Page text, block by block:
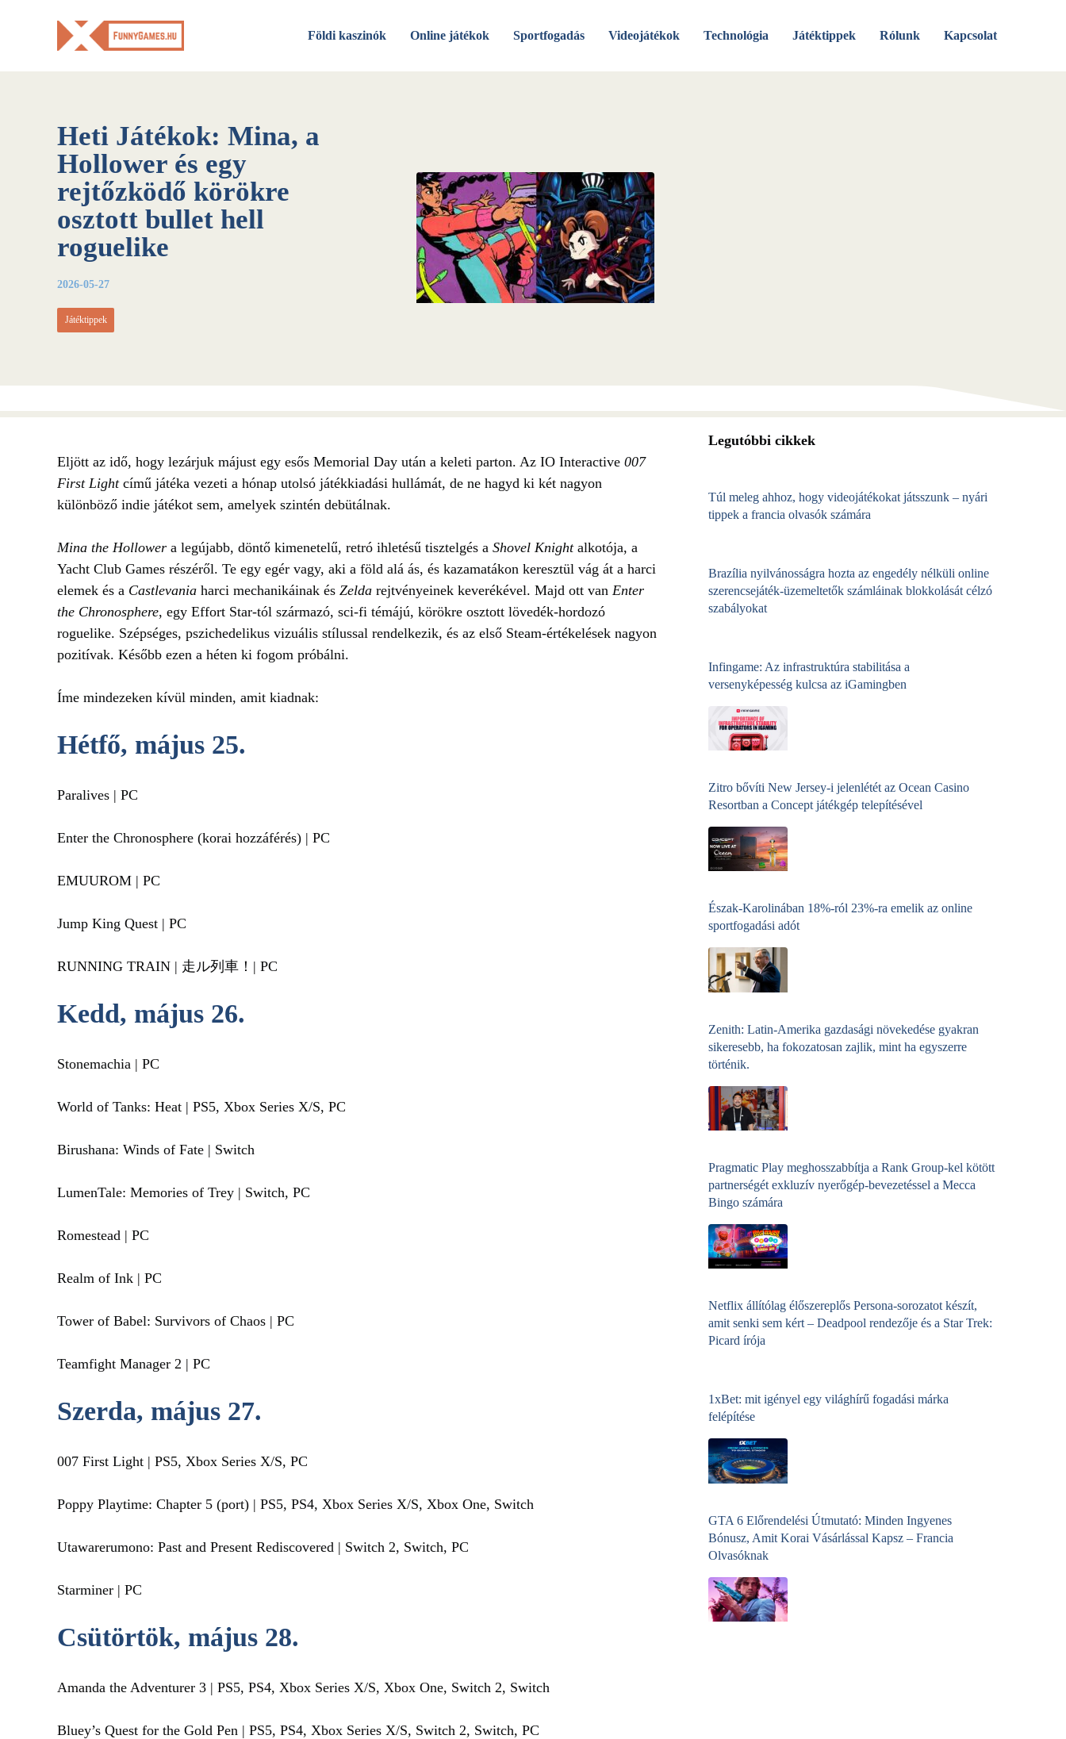
Földi kaszinók Online játékok Sportfogadás Videojátékok Technológia Játéktippek Rólunk Kapcsolat
Heti Játékok: Mina, a
Hollower és egy
rejtőzködő körökre
osztott bullet hell
roguelike
2026-05-27
Játéktippek
Eljött az idő, hogy lezárjuk májust egy esős Memorial Day után a keleti parton. Az IO Interactive 007
First Lightcímű játéka vezeti a hónap utolsó játékkiadási hullámát, de ne hagyd ki két nagyon
különböző indie játékot sem, amelyek szintén debütálnak.
Mina the Hollower a legújabb, döntő kimenetelű, retró ihletésű tisztelgés a Shovel Knightalkotója, a
Yacht Club Games részéről. Te egy egér vagy, aki a föld alá ás, és kazamatákon keresztül vág át a harci
elemek és a Castlevania harci mechanikáinak és Zelda rejtvényeinek keverékével. Majd ott van Enter
the Chronosphere, egy Effort Star-tól származó, sci‑fi témájú, körökre osztott lövedék-hordozó
roguelike. Szépséges, pszichedelikus vizuális stílussal rendelkezik, és az első Steam-értékelések nagyon
pozitívak. Később ezen a héten ki fogom próbálni.
Íme mindezeken kívül minden, amit kiadnak:
Hétfő, május 25.
Paralives | PC
Enter the Chronosphere (korai hozzáférés) | PC
EMUUROM | PC
Jump King Quest | PC
RUNNING TRAIN | 走ル列車！| PC
Kedd, május 26.
Stonemachia | PC
World of Tanks: Heat | PS5, Xbox Series X/S, PC
Birushana: Winds of Fate | Switch
LumenTale: Memories of Trey | Switch, PC
Romestead | PC
Realm of Ink | PC
Tower of Babel: Survivors of Chaos | PC
Teamfight Manager 2 | PC
Szerda, május 27.
007 First Light | PS5, Xbox Series X/S, PC
Poppy Playtime: Chapter 5 (port) | PS5, PS4, Xbox Series X/S, Xbox One, Switch
Utawarerumono: Past and Present Rediscovered | Switch 2, Switch, PC
Starminer | PC
Csütörtök, május 28.
Amanda the Adventurer 3 | PS5, PS4, Xbox Series X/S, Xbox One, Switch 2, Switch
Bluey’s Quest for the Gold Pen | PS5, PS4, Xbox Series X/S, Switch 2, Switch, PC
Legutóbbi cikkek
Túl meleg ahhoz, hogy videojátékokat játsszunk – nyári
tippek a francia olvasók számára
Brazília nyilvánosságra hozta az engedély nélküli online
szerencsejáték‑üzemeltetők számláinak blokkolását célzó
szabályokat
Infingame: Az infrastruktúra stabilitása a
versenyképesség kulcsa az iGamingben
Zitro bővíti New Jersey-i jelenlétét az Ocean Casino
Resortban a Concept játékgép telepítésével
Észak-Karolinában 18%-ról 23%-ra emelik az online
sportfogadási adót
Zenith: Latin-Amerika gazdasági növekedése gyakran
sikeresebb, ha fokozatosan zajlik, mint ha egyszerre
történik.
Pragmatic Play meghosszabbítja a Rank Group-kel kötött
partnerségét exkluzív nyerőgép-bevezetéssel a Mecca
Bingo számára
Netflix állítólag élőszereplős Persona-sorozatot készít,
amit senki sem kért – Deadpool rendezője és a Star Trek:
Picard írója
1xBet: mit igényel egy világhírű fogadási márka
felépítése
GTA 6 Előrendelési Útmutató: Minden Ingyenes
Bónusz, Amit Korai Vásárlással Kapsz – Francia
Olvasóknak